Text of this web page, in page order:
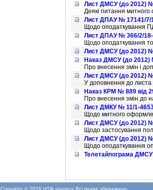
Лист ДМСУ (до 2012) №
Деякi питання митного
Лист ДПАУ № 17141/7/
Щодо оподаткування
Лист ДПАУ № 366/2/18-
Щодо оподаткування
Лист ДМСУ (до 2012)
Наказ ДМСУ (до 2012)
Про внесення змiн i
Лист ДМСУ (до 2012)
У доповнення до
Наказ КРМ № 889 від
Про внесення змiн до
Лист ДМКУ № 11/1-
Щодо митного
Лист ДМСУ (до 2012)
Щодо застосування
Лист ДМСУ (до 2012) №
Щодо оподаткування
Телетайпограма
Copyright © 2026 НТФ «Інтес» Всі права збережено.